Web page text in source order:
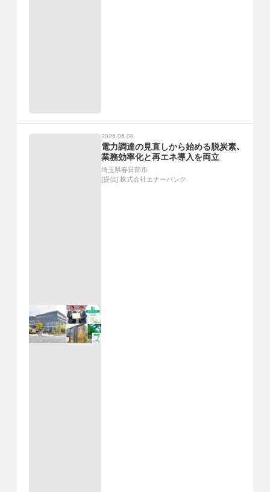
2026.06.08
電力調達の見直しから始める脱炭素、
業務効率化と再エネ導入を両立
埼玉県春日部市
[提供] 株式会社エナーバンク